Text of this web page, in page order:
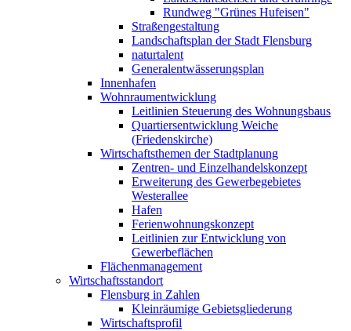
Rundweg "Grünes Hufeisen"
Straßengestaltung
Landschaftsplan der Stadt Flensburg
naturtalent
Generalentwässerungsplan
Innenhafen
Wohnraumentwicklung
Leitlinien Steuerung des Wohnungsbaus
Quartiersentwicklung Weiche
(Friedenskirche)
Wirtschaftsthemen der Stadtplanung
Zentren- und Einzelhandelskonzept
Erweiterung des Gewerbegebietes
Westerallee
Hafen
Ferienwohnungskonzept
Leitlinien zur Entwicklung von
Gewerbeflächen
Flächenmanagement
Wirtschaftsstandort
Flensburg in Zahlen
Kleinräumige Gebietsgliederung
Wirtschaftsprofil